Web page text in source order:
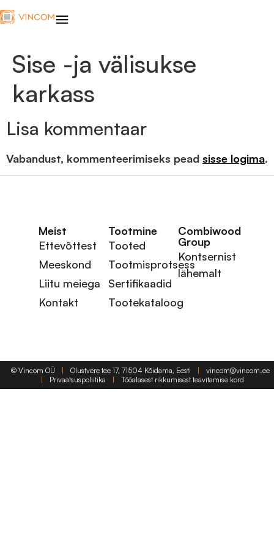
Sise -ja välisukse
karkass
Lisa kommentaar
Vabandust, kommenteerimiseks pead sisse logima.
Meist
Ettevõttest
Meeskond
Liitu meiega
Kontakt
Tootmine
Tooted
Tootmisprotsess
Sertifikaadid
Tootekataloog
Combiwood
Group
Kontsernist
lähemalt
© Vincom OÜ | Olustvere tee 17, 71504 Kõidama, Eesti |
vincom@vincom.ee
|
Privaatsuspoliitika | Tööalasest rikkumisest teavitamise kord